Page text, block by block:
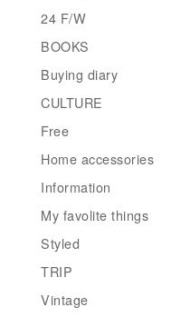
24 F/W
BOOKS
Buying diary
CULTURE
Free
Home accessories
Information
My favolite things
Styled
TRIP
Vintage